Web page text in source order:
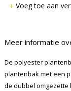
Voeg toe aan
Meer informatie
De polyester
plantenbak met een
de dubbel